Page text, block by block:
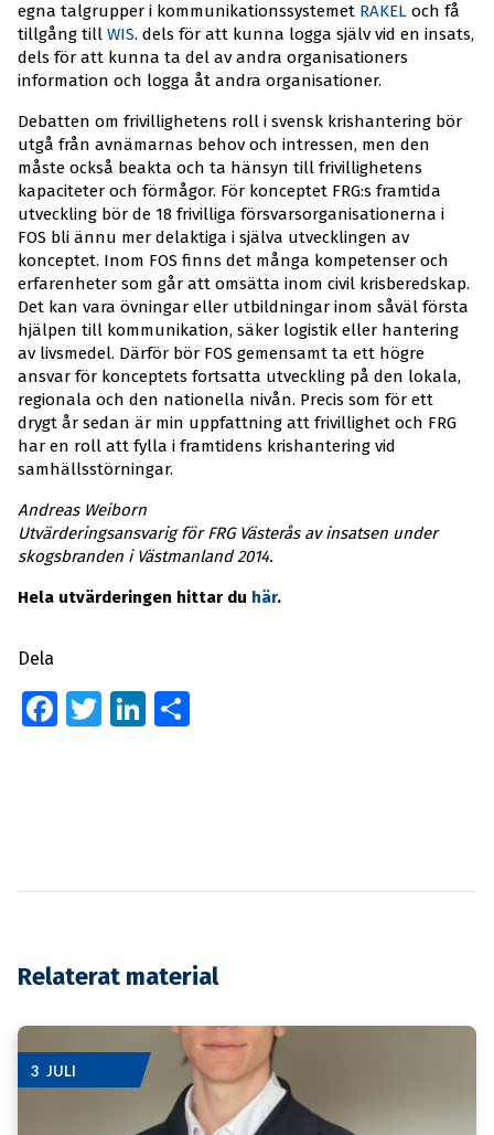
egna talgrupper i kommunikationssystemet RAKEL och få
tillgång till WIS. dels för att kunna logga själv vid en insats,
dels för att kunna ta del av andra organisationers
information och logga åt andra organisationer.
Debatten om frivillighetens roll i svensk krishantering bör
utgå från avnämarnas behov och intressen, men den
måste också beakta och ta hänsyn till frivillighetens
kapaciteter och förmågor. För konceptet FRG:s framtida
utveckling bör de 18 frivilliga försvarsorganisationerna i
FOS bli ännu mer delaktiga i själva utvecklingen av
konceptet. Inom FOS finns det många kompetenser och
erfarenheter som går att omsätta inom civil krisberedskap.
Det kan vara övningar eller utbildningar inom såväl första
hjälpen till kommunikation, säker logistik eller hantering
av livsmedel. Därför bör FOS gemensamt ta ett högre
ansvar för konceptets fortsatta utveckling på den lokala,
regionala och den nationella nivån. Precis som för ett
drygt år sedan är min uppfattning att frivillighet och FRG
har en roll att fylla i framtidens krishantering vid
samhällsstörningar.
Andreas Weiborn
Utvärderingsansvarig för FRG Västerås av insatsen under
skogsbranden i Västmanland 2014.
Hela utvärderingen hittar du här.
Dela
Facebook
TwitterLinkedIn
Relaterat material
3 JULI